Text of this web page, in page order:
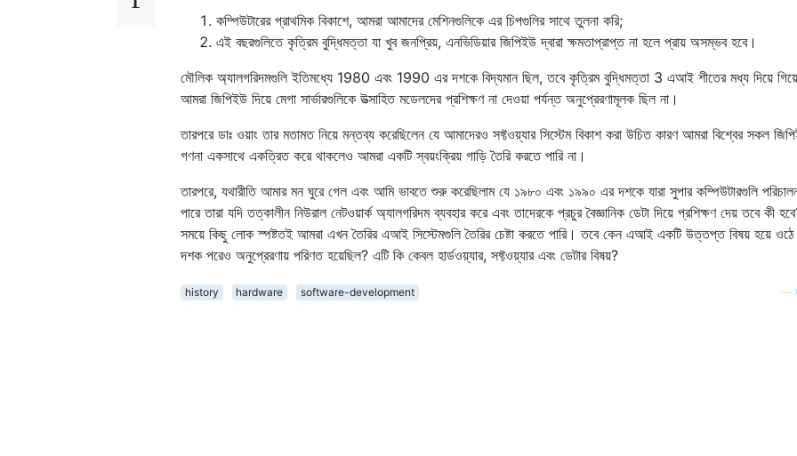
কম্পিউটারের প্রাথমিক বিকাশে, আমরা আমাদের মেশিনগুলিকে এর চিপগুলির সাথে তুলনা করি;
এই বছরগুলিতে কৃত্রিম বুদ্ধিমত্তা যা খুব জনপ্রিয়, এনভিডিয়ার জিপিইউ দ্বারা ক্ষমতাপ্রাপ্ত না হলে প্রায় অসম্ভব হবে।
মৌলিক অ্যালগরিদমগুলি ইতিমধ্যে 1980 এবং 1990 এর দশকে বিদ্যমান ছিল, তবে কৃত্রিম বুদ্ধিমত্তা 3 এআই শীতের মধ্য দিয়ে
আমরা জিপিইউ দিয়ে মেগা সার্ভারগুলিকে উত্সাহিত মডেলদের প্রশিক্ষণ না দেওয়া পর্যন্ত অনুপ্রেরণামূলক ছিল না।
তারপরে ডাঃ ওয়াং তার মতামত নিয়ে মন্তব্য করেছিলেন যে আমাদেরও সফ্টওয়্যার সিস্টেম বিকাশ করা উচিত কারণ আমরা বিশ্বের সকল
গণনা একসাথে একত্রিত করে থাকলেও আমরা একটি স্বয়ংক্রিয় গাড়ি তৈরি করতে পারি না।
তারপরে, যথারীতি আমার মন ঘুরে গেল এবং আমি ভাবতে শুরু করেছিলাম যে ১৯৮০ এবং ১৯৯০ এর দশকে যারা সুপার কম্পিউটারগুলি
পারে তারা যদি তত্কালীন নিউরাল নেটওয়ার্ক অ্যালগরিদম ব্যবহার করে এবং তাদেরকে প্রচুর বৈজ্ঞানিক ডেটা দিয়ে প্রশিক্ষণ দেয় তবে কী
সময়ে কিছু লোক স্পষ্টতই আমরা এখন তৈরির এআই সিস্টেমগুলি তৈরির চেষ্টা করতে পারি। তবে কেন এআই একটি উত্তপ্ত বিষয় হয়ে ওঠে
দশক পরেও অনুপ্রেরণায় পরিণত হয়েছিল? এটি কি কেবল হার্ডওয়্যার, সফ্টওয়্যার এবং ডেটার বিষয়?
history hardware software-development